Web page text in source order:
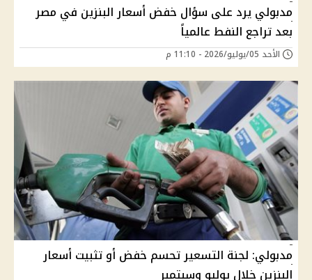
مدبولي يرد على سؤال خفض أسعار البنزين في مصر
بعد تراجع النفط عالمياً
الأحد 05/يوليو/2026 - 11:10 م
مدبولي: لجنة التسعير تحسم خفض أو تثبيت أسعار
البنزين خلال يوليو وسبتمبر